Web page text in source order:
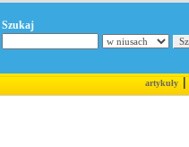
Szukaj
artykuły|